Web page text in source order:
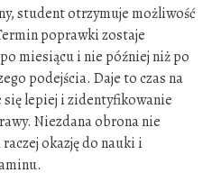
student otrzymuje możliwość
poprawki zostaje
miesiącu i nie później niż po
podejścia. Daje to czas na
lepiej i zidentyfikowanie
Niezdana obrona nie
okazję do nauki i